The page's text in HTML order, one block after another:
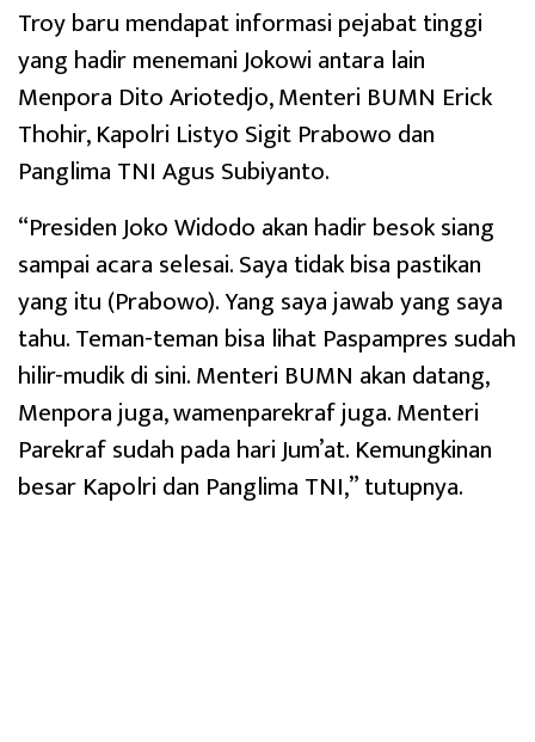
Troy baru mendapat informasi pejabat tinggi
yang hadir menemani Jokowi antara lain
Menpora Dito Ariotedjo, Menteri BUMN Erick
Thohir, Kapolri Listyo Sigit Prabowo dan
Panglima TNI Agus Subiyanto.
“Presiden Joko Widodo akan hadir besok siang
sampai acara selesai. Saya tidak bisa pastikan
yang itu (Prabowo). Yang saya jawab yang saya
tahu. Teman-teman bisa lihat Paspampres sudah
hilir-mudik di sini. Menteri BUMN akan datang,
Menpora juga, wamenparekraf juga. Menteri
Parekraf sudah pada hari Jum’at. Kemungkinan
besar Kapolri dan Panglima TNI,” tutupnya.